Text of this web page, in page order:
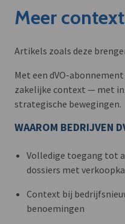
Meer
Artikels zoals deze
Met een dVO-
zakelijke context — met
strategische bewegingen.
WAAROM BEDRIJVEN
Volledige toegang tot
dossiers met
Context bij
benoemingen